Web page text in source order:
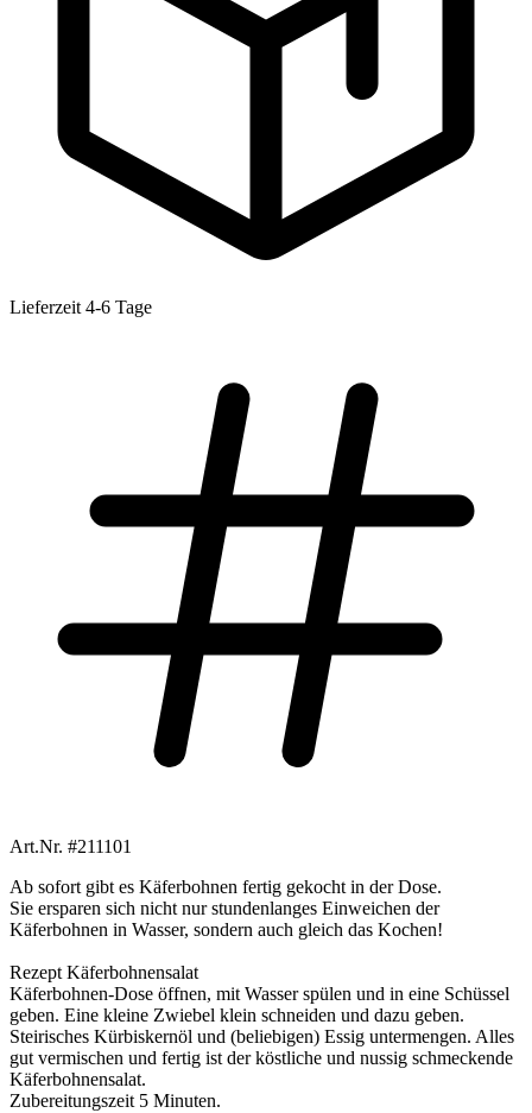
Lieferzeit 4-6 Tage
Art.Nr. #211101
Ab sofort gibt es Käferbohnen fertig gekocht in der Dose.
Sie ersparen sich nicht nur stundenlanges Einweichen der
Käferbohnen in Wasser, sondern auch gleich das Kochen!
Rezept Käferbohnensalat
Käferbohnen-Dose öffnen, mit Wasser spülen und in eine Schüssel
geben. Eine kleine Zwiebel klein schneiden und dazu geben.
Steirisches Kürbiskernöl und (beliebigen) Essig untermengen. Alles
gut vermischen und fertig ist der köstliche und nussig schmeckende
Käferbohnensalat.
Zubereitungszeit 5 Minuten.